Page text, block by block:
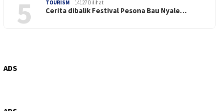
5 TOURISM 14127 Dilihat
Cerita dibalik Festival Pesona Bau Nyale…
ADS